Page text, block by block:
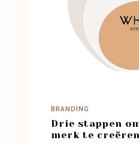
BRANDING
Drie stappen
merk te creëren